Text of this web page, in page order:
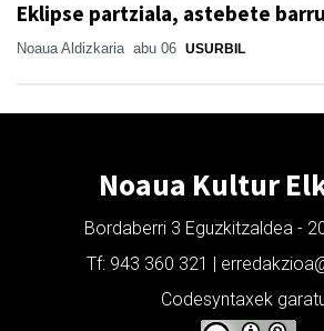
Eklipse partziala, astebete barru
Noaua Aldizkaria abu 06 USURBIL
Noaua Kultur
Bordaberri 3 Eguzkitzaldea -
Tf: 943 360 321 |
Codesyntaxek